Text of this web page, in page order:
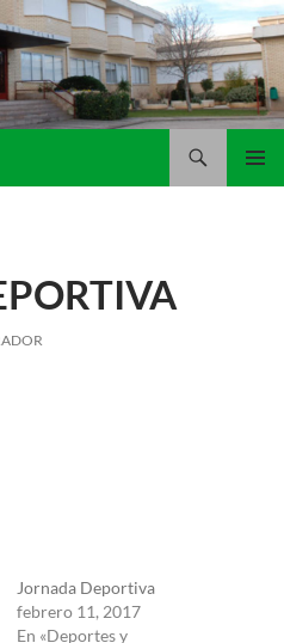
Jornada Deportiva
febrero 11, 2017
En «Deportes y